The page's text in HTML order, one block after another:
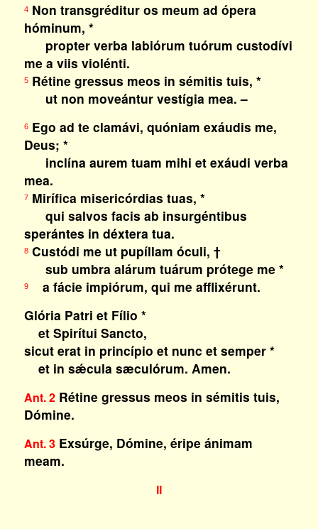
4Non transgréditur os meum ad ópera
hóminum, *
propter verba labiórum tuórum custodívi
me a viis violénti.
5Rétine gressus meos in sémitis tuis, *
ut non moveántur vestígia mea. –
6Ego ad te clamávi, quóniam exáudis me,
Deus; *
inclína aurem tuam mihi et exáudi verba
mea.
7Mirífica misericórdias tuas, *
qui salvos facis ab insurgéntibus
sperántes in déxtera tua.
8Custódi me ut pupíllam óculi, †
sub umbra alárum tuárum prótege me *
9a fácie impiórum, qui me afflixérunt.
Glória Patri et Fílio *
et Spirítui Sancto,
sicut erat in princípio et nunc et semper *
et in sǽcula sæculórum. Amen.
Ant. 2Rétine gressus meos in sémitis tuis,
Dómine.
Ant. 3Exsúrge, Dómine, éripe ánimam
meam.
II